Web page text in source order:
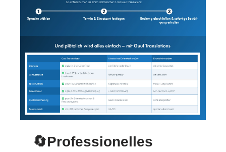
🔄Professionelles